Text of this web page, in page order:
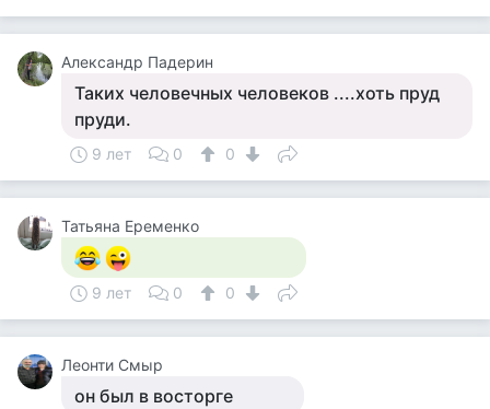
Александр Падерин
Таких человечных человеков ....хоть пруд
пруди.
9 лет 0 0
Татьяна Еременко
9 лет 0 0
Леонти Смыр
он был в восторге